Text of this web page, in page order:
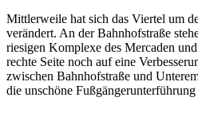
Mittlerweile hat sich das Viertel um
verändert. An der Bahnhofstraße
riesigen Komplexe des Mercaden
rechte Seite noch auf eine
zwischen Bahnhofstraße und
die unschöne Fußgängerunterführung